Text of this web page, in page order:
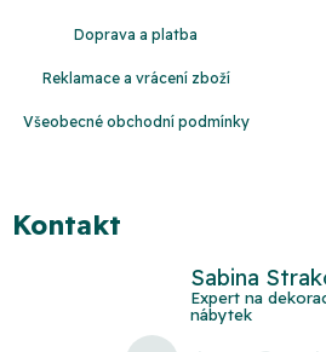
Doprava a platba
Reklamace a vrácení zboží
Všeobecné obchodní podmínky
Kontakt
Sabina